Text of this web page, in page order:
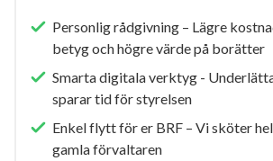
Personlig rådgivning – Lägre
betyg och högre värde på borätter
Smarta digitala verktyg -
sparar tid för styrelsen
Enkel flytt för er BRF – Vi sköter
gamla förvaltaren